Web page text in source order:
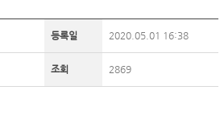
등록일 2020.05.01 16:38
조회 2869